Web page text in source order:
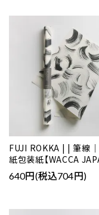
FUJI ROKKA | | 筆線
紙包装紙【WACCA
640円(税込704円)